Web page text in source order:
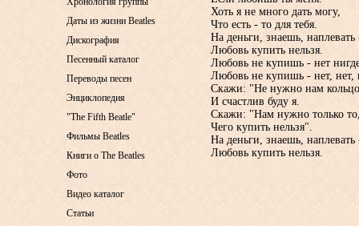
Хоть я не много дать могу,
Что есть - то для тебя.
На деньги, знаешь, наплевать
Любовь купить нельзя.
Любовь не купишь - нет
Любовь не купишь - нет, нет,
Скажи: "Не нужно нам
И счастлив буду я.
Скажи: "Нам нужно только
Чего купить нельзя".
На деньги, знаешь, наплевать
Любовь купить нельзя.
Даты из жизни Beatles
Дискография
Песенный каталог
Переводы песен
Энциклопедия
"The Fifth Beatle"
Фильмы Beatles
Книги о The Beatles
Фото
Видео каталог
Статьи